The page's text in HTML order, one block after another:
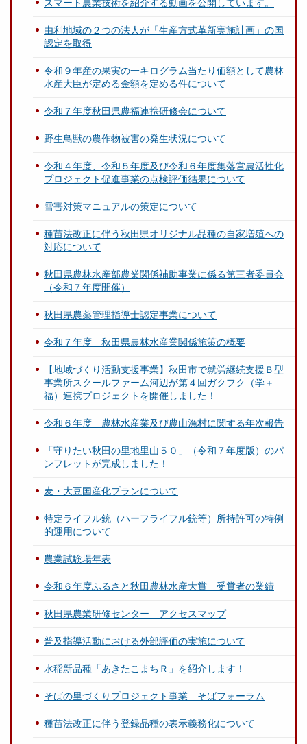
スマート農業技術を紹介する動画を公開しています。
由利地域の２つの法人が「生産方式革新実施計画」の国
認定を取得
令和９年産の果実の一キログラム当たり価額として農林
水産大臣が定める金額を定める件について
令和７年度秋田県農福連携研修会について
野生鳥獣の農作物被害の発生状況について
令和４年度、令和５年度及び令和６年度集落営農活性化
プロジェクト促進事業の点検評価結果について
雪害対策マニュアルの策定について
種苗法改正に伴う秋田県オリジナル品種の自家増殖への
対応について
秋田県農林水産部農業関係補助事業に係る第三者委員会
（令和７年度開催）
秋田県農薬管理指導士認定事業について
令和７年度 秋田県農林水産業関係施策の概要
【地域づくり活動支援事業】秋田市で就労継続支援Ｂ型
事業所スクールファーム河辺が第４回ガクフク（学＋
福）連携プロジェクトを開催しました！
令和６年度 農林水産業及び農山漁村に関する年次報告
「守りたい秋田の里地里山５０」（令和７年度版）のパ
ンフレットが完成しました！
麦・大豆国産化プランについて
特定ライフル銃（ハーフライフル銃等）所持許可の特例
的運用について
農業試験場年表
令和６年度ふるさと秋田農林水産大賞 受賞者の業績
秋田県農業研修センター アクセスマップ
普及指導活動における外部評価の実施について
水稲新品種「あきたこまちＲ」を紹介します！
そばの里づくりプロジェクト事業 そばフォーラム
種苗法改正に伴う登録品種の表示義務化について